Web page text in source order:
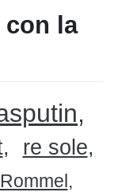
la
re sole
Rommel